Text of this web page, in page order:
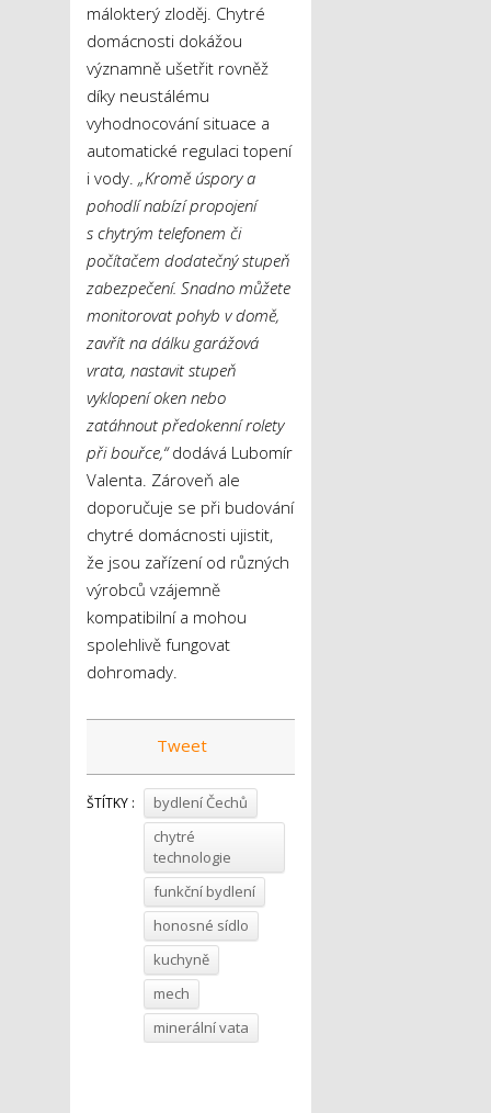
málokterý zloděj. Chytré
domácnosti dokážou
významně ušetřit rovněž
díky neustálému
vyhodnocování situace a
automatické regulaci topení
i vody. „Kromě úspory a
pohodlí nabízí propojení
s chytrým telefonem či
počítačem dodatečný stupeň
zabezpečení. Snadno můžete
monitorovat pohyb v domě,
zavřít na dálku garážová
vrata, nastavit stupeň
vyklopení oken nebo
zatáhnout předokenní rolety
při bouřce,“dodává Lubomír
Valenta. Zároveň ale
doporučuje se při budování
chytré domácnosti ujistit,
že jsou zařízení od různých
výrobců vzájemně
kompatibilní a mohou
spolehlivě fungovat
dohromady.
Tweet
ŠTÍTKY :
bydlení Čechů
chytré
technologie
funkční bydlení
honosné sídlo
kuchyně
mech
minerální vata